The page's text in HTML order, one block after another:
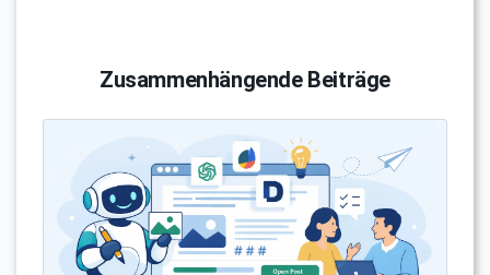
Zusammenhängende Beiträge